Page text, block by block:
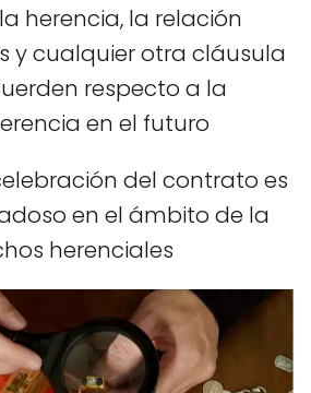
herencia, la relación
y cualquier otra cláusula
respecto a la
en el futuro
del contrato es
en el ámbito de la
herenciales